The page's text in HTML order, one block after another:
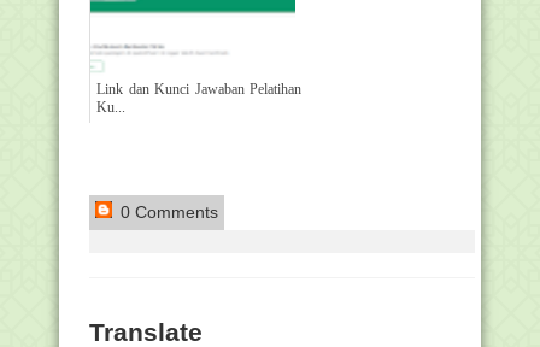
Link dan Kunci Jawaban Pelatihan
Ku...
0 Comments
Translate